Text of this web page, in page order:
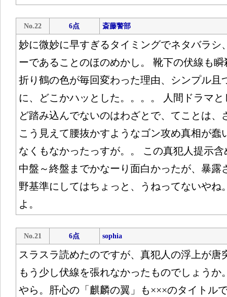
No.22 6点 斎藤警部
妙に微妙に早すぎるタイミングでネタバラシ
ーであることのほのめかし。 靴下の伏線も
折り鶴の色が毎回変わった理由、シンプル且
に、どこかハッとした。。。。 人間ドラマ
ど踏み込んでないのはわざとで、てことは、
こう見えて腰抜かすようなゴン攻め真相が蠢
なくもなかったっすが。。 この真犯人提示
中盤～終盤までかなーり面白かったが、暴露
野基準にしてはちょっと、うねってないやね
よ。
No.21 6点 sophia
スラスラ読めたのですが、真犯人の浮上が唐
もう少し伏線を張れなかったものでしょうか
やら。肝心の「麒麟の翼」も×××のタイトル